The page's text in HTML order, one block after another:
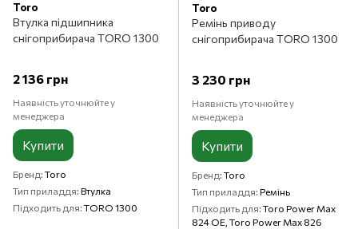
Toro
Втулка підшипника
снігоприбирача TORO 1300
2 136 грн
Наявність уточнюйте у
менеджера
Купити
Бренд Toro
Тип приладдя Втулка
Підходить для TORO 1300
Toro
Ремінь приводу
снігоприбирача TORO 1300
3 230 грн
Наявність уточнюйте у
менеджера
Купити
Бренд Toro
Тип приладдя Ремінь
Підходить для Toro Power Max
824 OE, Toro Power Max 826